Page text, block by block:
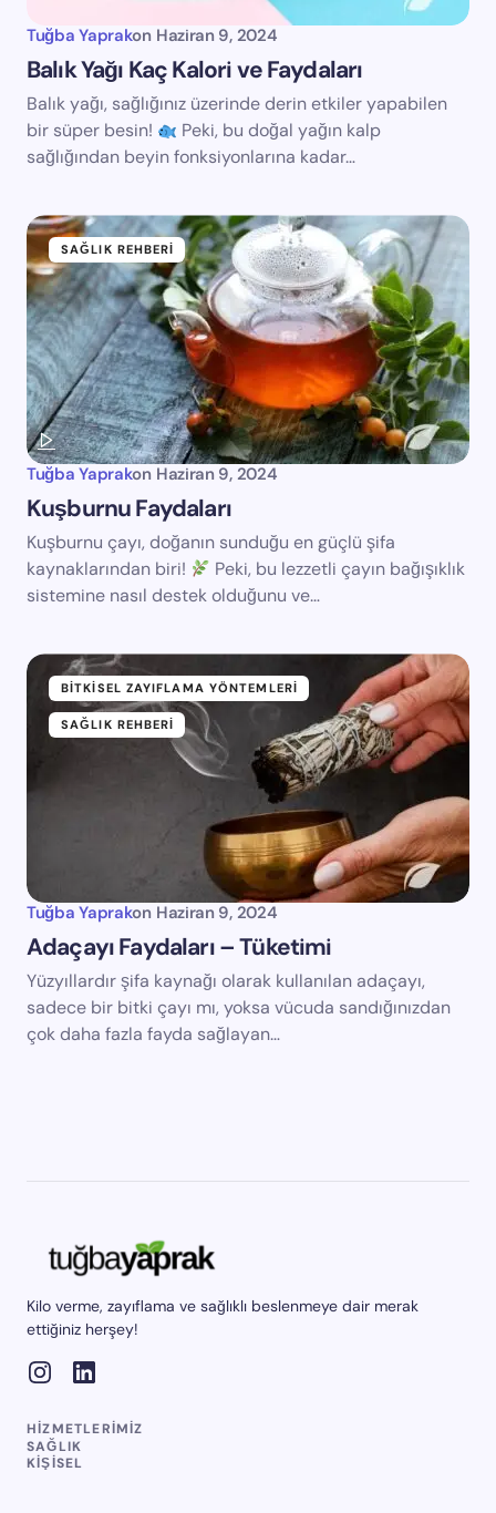
Tuğba Yaprakon Haziran 9, 2024
Balık Yağı Kaç Kalori ve Faydaları
Balık yağı, sağlığınız üzerinde derin etkiler yapabilen
bir süper besin!
Peki, bu doğal yağın kalp
sağlığından beyin fonksiyonlarına kadar…
SAĞLIK REHBERI
Tuğba Yaprakon Haziran 9, 2024
Kuşburnu Faydaları
Kuşburnu çayı, doğanın sunduğu en güçlü şifa
kaynaklarından biri!
Peki, bu lezzetli çayın bağışıklık
sistemine nasıl destek olduğunu ve…
BITKISEL ZAYIFLAMA YÖNTEMLERI
SAĞLIK REHBERI
Tuğba Yaprakon Haziran 9, 2024
Adaçayı Faydaları – Tüketimi
Yüzyıllardır şifa kaynağı olarak kullanılan adaçayı,
sadece bir bitki çayı mı, yoksa vücuda sandığınızdan
çok daha fazla fayda sağlayan…
Kilo verme, zayıflama ve sağlıklı beslenmeye dair merak
ettiğiniz herşey!
HIZMETLERIMIZ
SAĞLIK
KIŞISEL